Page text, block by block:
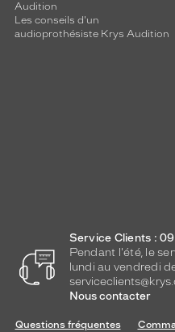
Audition
Les conseils d'un
audioprothésiste Krys Audition
Service Clients :
Pendant l'été, le
lundi au vendredi
Nous contacter
Questions fréquentes